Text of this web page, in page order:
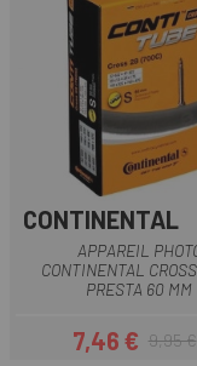
CONTINENTAL
APPAREIL
CONTINENTAL
PRESTA 60 MM
Prix
7,46 €Prix
9,95 €